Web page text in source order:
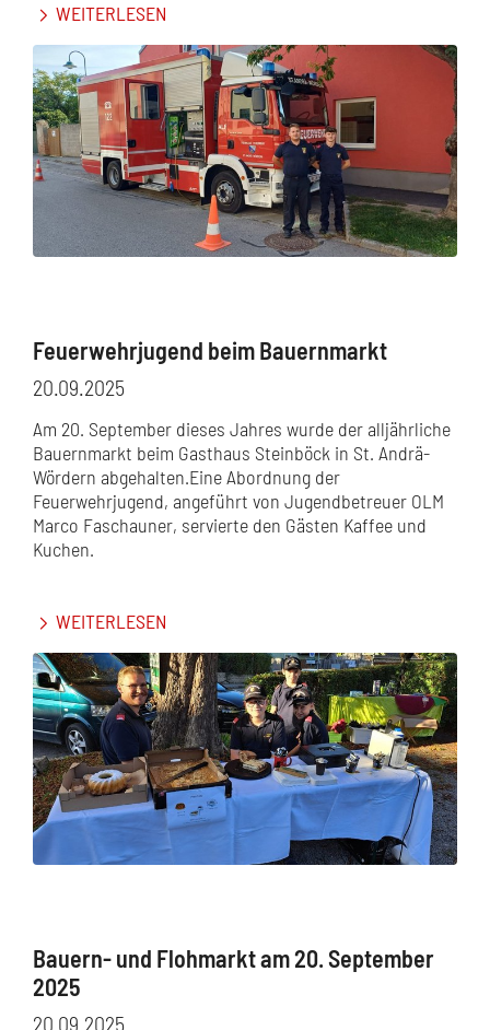
WEITERLESEN
Feuerwehrjugend beim Bauernmarkt
20.09.2025
Am 20. September dieses Jahres wurde der alljährliche
Bauernmarkt beim Gasthaus Steinböck in St. Andrä-
Wördern abgehalten.Eine Abordnung der
Feuerwehrjugend, angeführt von Jugendbetreuer OLM
Marco Faschauner, servierte den Gästen Kaffee und
Kuchen.
WEITERLESEN
Bauern- und Flohmarkt am 20. September
2025
20.09.2025